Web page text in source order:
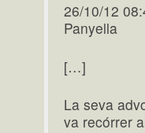
26/10/12
Panyella
[…]
La seva
va recórrer